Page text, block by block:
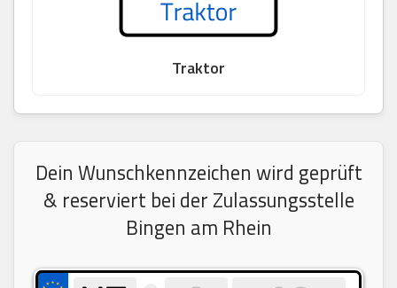
Traktor
Dein Wunschkennzeichen wird geprüft
& reserviert bei der Zulassungsstelle
Bingen am Rhein